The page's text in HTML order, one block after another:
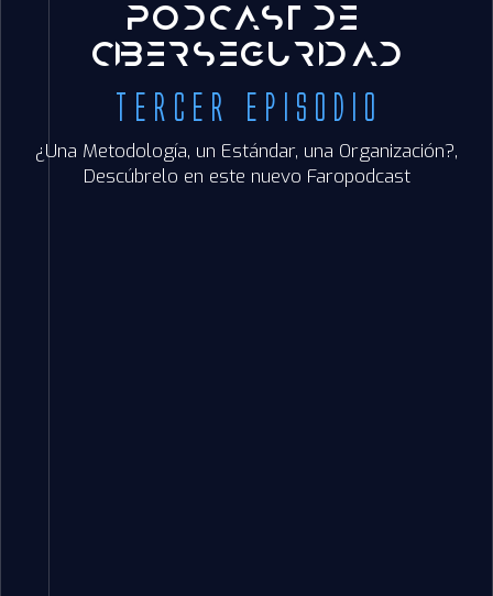
P O D C A S T D E
C I B E R S E G U R I D A D
Tercer episodio
¿Una Metodología, un Estándar, una Organización?,
Descúbrelo en este nuevo Faropodcast